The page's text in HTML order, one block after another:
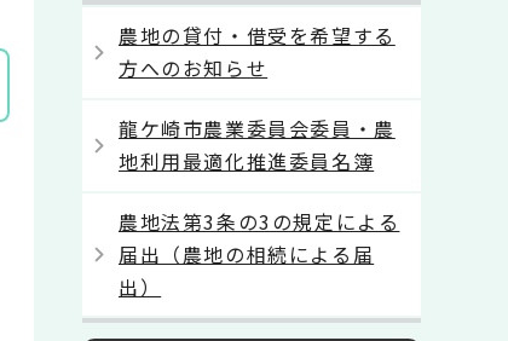
農地の貸付・借受を希望する
方へのお知らせ
龍ケ崎市農業委員会委員・農
地利用最適化推進委員名簿
農地法第3条の3の規定による
届出（農地の相続による届
出）